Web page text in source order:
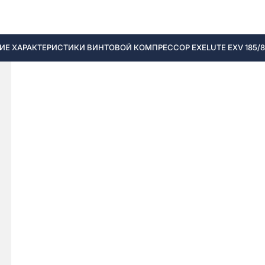
ХАРАКТЕРИСТИКИ ВИНТОВОЙ КОМПРЕССОР EXELUTE EXV 185/8